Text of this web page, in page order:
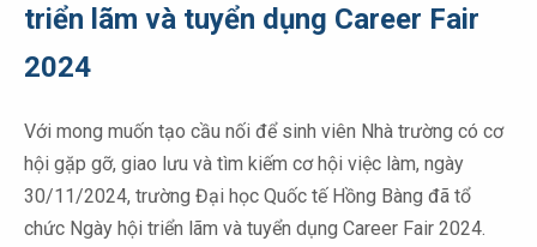
triển lãm và tuyển dụng Career Fair
2024
Với mong muốn tạo cầu nối để sinh viên Nhà trường có cơ
hội gặp gỡ, giao lưu và tìm kiếm cơ hội việc làm, ngày
30/11/2024, trường Đại học Quốc tế Hồng Bàng đã tổ
chức Ngày hội triển lãm và tuyển dụng Career Fair 2024.